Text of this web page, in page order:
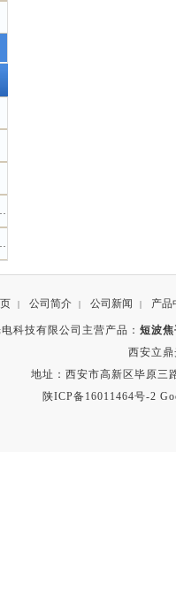
光成像中的应用
，快来学习下吧
| 公司简介 | 公司新闻 | 产品
科技有限公司主营产品： 短波
西安立
地址：西安市高新区毕原三
陕ICP备16011464号-2